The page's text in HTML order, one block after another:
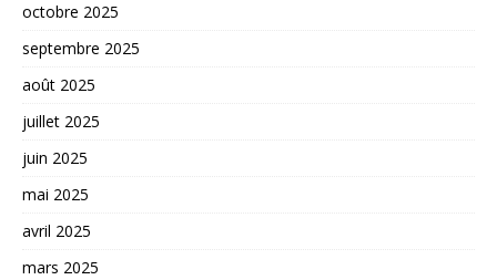
octobre 2025
septembre 2025
août 2025
juillet 2025
juin 2025
mai 2025
avril 2025
mars 2025